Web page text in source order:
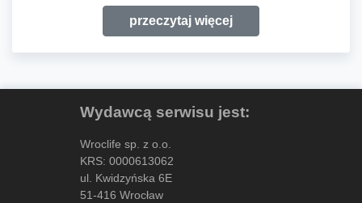
przeczytaj więcej
Wydawcą serwisu jest:
Wroclife sp. z o.o.
KRS: 0000613062
ul. Kwidzyńska 6E
51-416 Wrocław